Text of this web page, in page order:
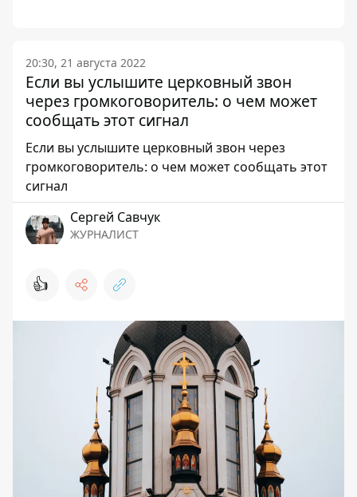
20:30, 21 августа 2022
Если вы услышите церковный звон
через громкоговоритель: о чем может
сообщать этот сигнал
Если вы услышите церковный звон через
громкоговоритель: о чем может сообщать этот
сигнал
Сергей Савчук
ЖУРНАЛИСТ
👍